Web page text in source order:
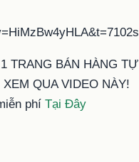
TRANG BÁN HÀNG TỰ
QUA VIDEO NÀY!
phí Tại Đây